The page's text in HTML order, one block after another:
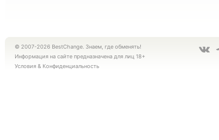
© 2007-2026 BestChange. Знаем, где обменять!
Информация на сайте предназначена для лиц 18+
Условия & Конфиденциальность